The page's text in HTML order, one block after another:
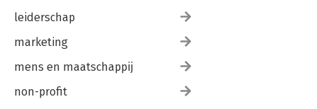
leiderschap
marketing
mens en maatschappij
non-profit